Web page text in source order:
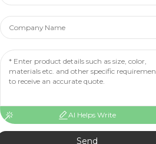
AI Helps Write
Send